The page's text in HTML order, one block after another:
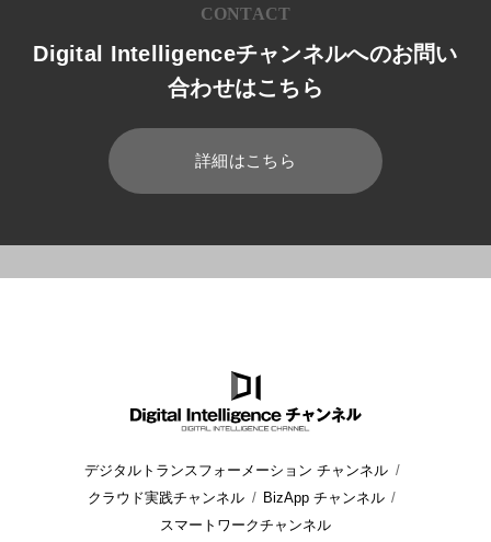
CONTACT
Digital Intelligenceチャンネルへのお問い
合わせはこちら
詳細はこちら
デジタルトランスフォーメーション チャンネル
クラウド実践チャンネル
BizApp チャンネル
スマートワークチャンネル